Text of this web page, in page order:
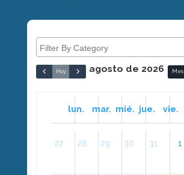
Hoy agosto de 2026 Mes
lun. mar. mié. jue. vie.
27 28 29 30 31 1